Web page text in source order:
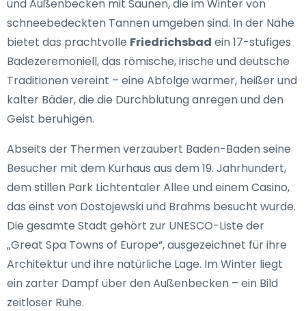
und Außenbecken mit Saunen, die im Winter von
schneebedeckten Tannen umgeben sind. In der Nähe
bietet das prachtvolle Friedrichsbad ein 17-stufiges
Badezeremoniell, das römische, irische und deutsche
Traditionen vereint – eine Abfolge warmer, heißer und
kalter Bäder, die die Durchblutung anregen und den
Geist beruhigen.
Abseits der Thermen verzaubert Baden-Baden seine
Besucher mit dem Kurhaus aus dem 19. Jahrhundert,
dem stillen Park Lichtentaler Allee und einem Casino,
das einst von Dostojewski und Brahms besucht wurde.
Die gesamte Stadt gehört zur UNESCO-Liste der
„Great Spa Towns of Europe“, ausgezeichnet für ihre
Architektur und ihre natürliche Lage. Im Winter liegt
ein zarter Dampf über den Außenbecken – ein Bild
zeitloser Ruhe.